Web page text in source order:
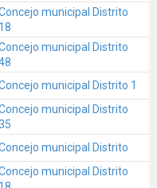
municipal Distrito
18
municipal Distrito
municipal Distrito 1
municipal Distrito
municipal Distrito
municipal Distrito